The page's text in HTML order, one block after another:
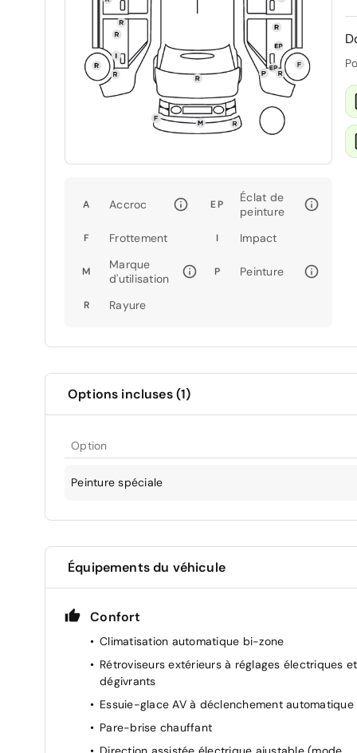
A Accroc EP
Éclat de
peinture
F Frottement I Impact
M
Marque
d'utilisation
P Peinture
R Rayure
Options incluses (1)
Option
Peinture spéciale
Équipements du véhicule
Confort
Climatisation automatique bi-zone
Rétroviseurs extérieurs à réglages électriques et
dégivrants
Essuie-glace AV à déclenchement automatique
Pare-brise chauffant